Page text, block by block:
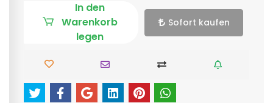
In den
Warenkorb
legen
Sofort kaufen